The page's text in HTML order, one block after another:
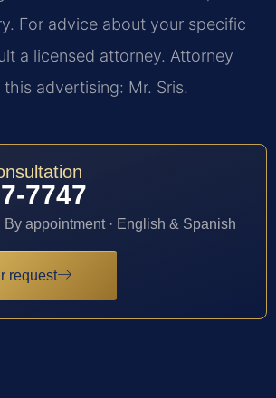
For advice about your specific
a licensed attorney. Attorney
advertising: Mr. Sris.
7747
By appointment · English & Spanish
request